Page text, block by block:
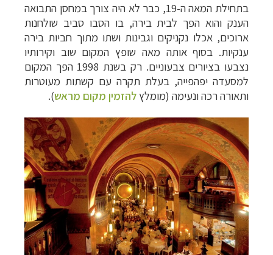
בתחילת המאה ה-19, כבר לא היה צורך במחסן התבואה
הענק והוא הפך לבית בירה, בו הסבו סביב שולחנות
ארוכים, אכלו נקניקים וגבינות ושתו מתוך חביות בירה
ענקיות. בסוף אותה מאה שופץ המקום שוב וקירותיו
נצבעו בציורים צבעוניים.
רק בשנת 1998 הפך המקום
למסעדה יפהפייה, בעלת תקרה עם קשתות מעוטרות
ותאורה רכה ונעימה (מומלץ להזמין מקום מראש)
.